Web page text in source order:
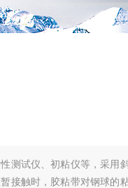
测试仪、初粘仪等，采用
接触时，胶粘带对钢球的